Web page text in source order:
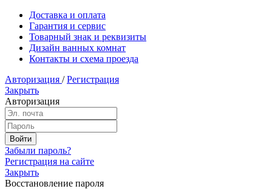
Доставка и оплата
Гарантия и сервис
Товарный знак и реквизиты
Дизайн ванных комнат
Контакты и схема проезда
Авторизация / Регистрация
Закрыть
Авторизация
Забыли пароль?
Регистрация на сайте
Закрыть
Восстановление пароля